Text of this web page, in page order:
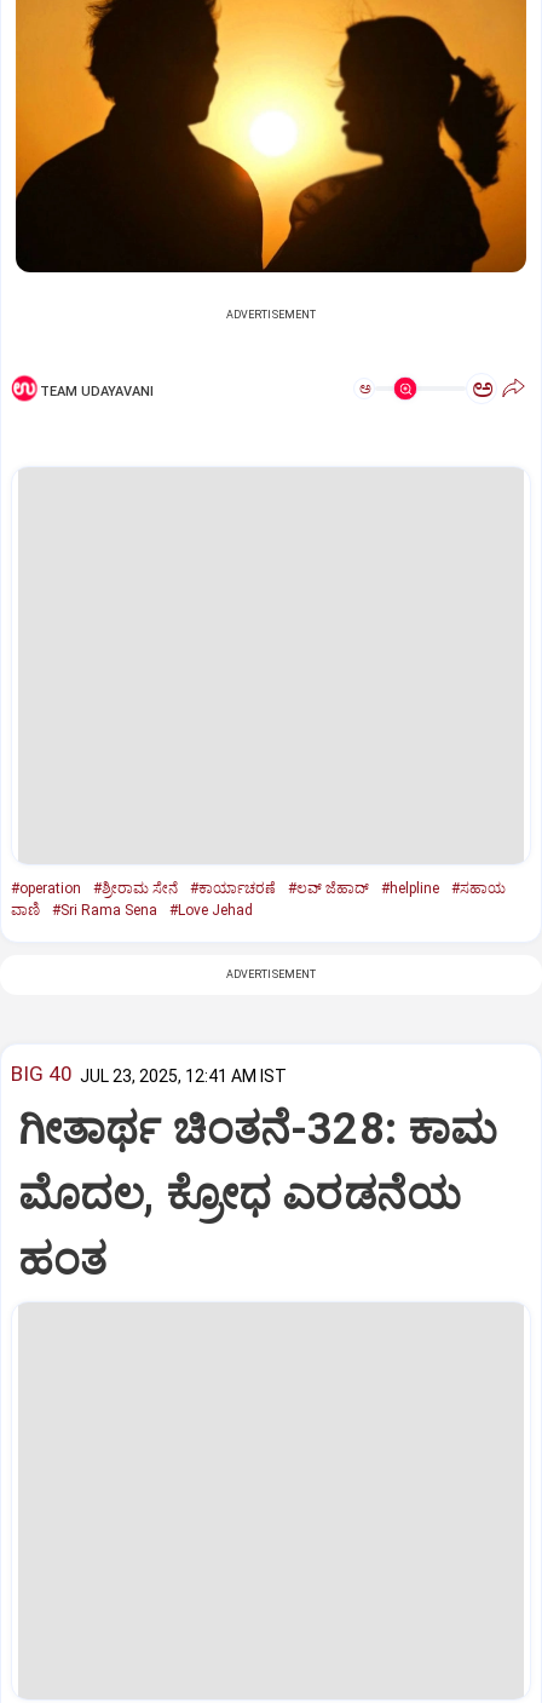
ADVERTISEMENT
TEAM UDAYAVANI ಅ ಅ
#operation #ಶ್ರೀರಾಮ ಸೇನೆ #ಕಾರ್ಯಾಚರಣೆ #ಲವ್‌ ಜೆಹಾದ್‌ #helpline
#ಸಹಾಯ
ವಾಣಿ
#Sri Rama Sena #Love Jehad
ADVERTISEMENT
BIG 40 JUL 23, 2025, 12:41 AM IST
ಗೀತಾರ್ಥ ಚಿಂತನೆ-328: ಕಾಮ
ಮೊದಲ, ಕ್ರೋಧ ಎರಡನೆಯ
ಹಂತ